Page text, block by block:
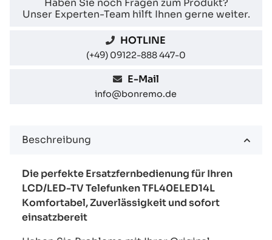
Haben Sie noch Fragen zum Produkt?
Unser Experten-Team hilft Ihnen gerne weiter.
HOTLINE
(+49) 09122-888 447-0
E-Mail
info@bonremo.de
Beschreibung
Die perfekte Ersatzfernbedienung für Ihren
LCD/LED-TV Telefunken TFL40ELED14L
Komfortabel, Zuverlässigkeit und sofort
einsatzbereit